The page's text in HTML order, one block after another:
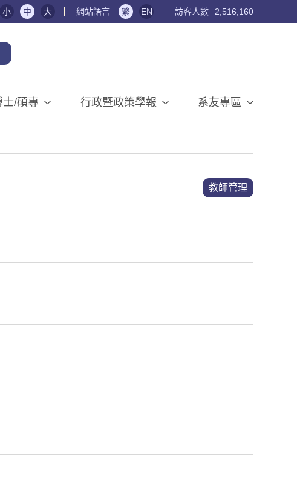
小 中 大 網站語言 繁 EN 訪客人數 2,516,160
士/碩專 行政暨政策學報 系友專區
教師管理